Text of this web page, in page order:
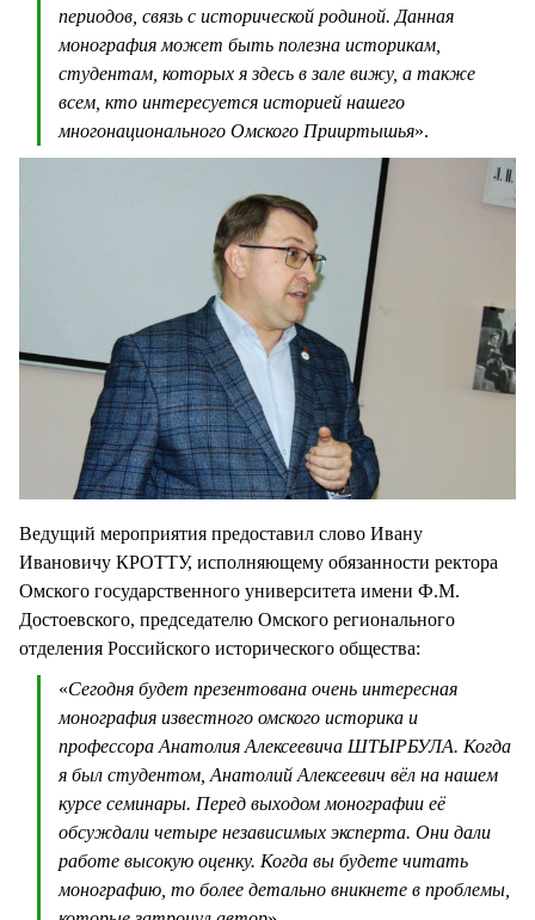
периодов, связь с исторической родиной. Данная
монография может быть полезна историкам,
студентам, которых я здесь в зале вижу, а также
всем, кто интересуется историей нашего
многонационального Омского Прииртышья».
Ведущий мероприятия предоставил слово Ивану
Ивановичу КРОТТУ, исполняющему обязанности ректора
Омского государственного университета имени Ф.М.
Достоевского, председателю Омского регионального
отделения Российского исторического общества:
«Сегодня будет презентована очень интересная
монография известного омского историка и
профессора Анатолия Алексеевича ШТЫРБУЛА. Когда
я был студентом, Анатолий Алексеевич вёл на нашем
курсе семинары. Перед выходом монографии её
обсуждали четыре независимых эксперта. Они дали
работе высокую оценку. Когда вы будете читать
монографию, то более детально вникнете в проблемы,